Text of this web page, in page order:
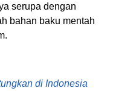
serupa dengan
bahan baku mentah
di Indonesia